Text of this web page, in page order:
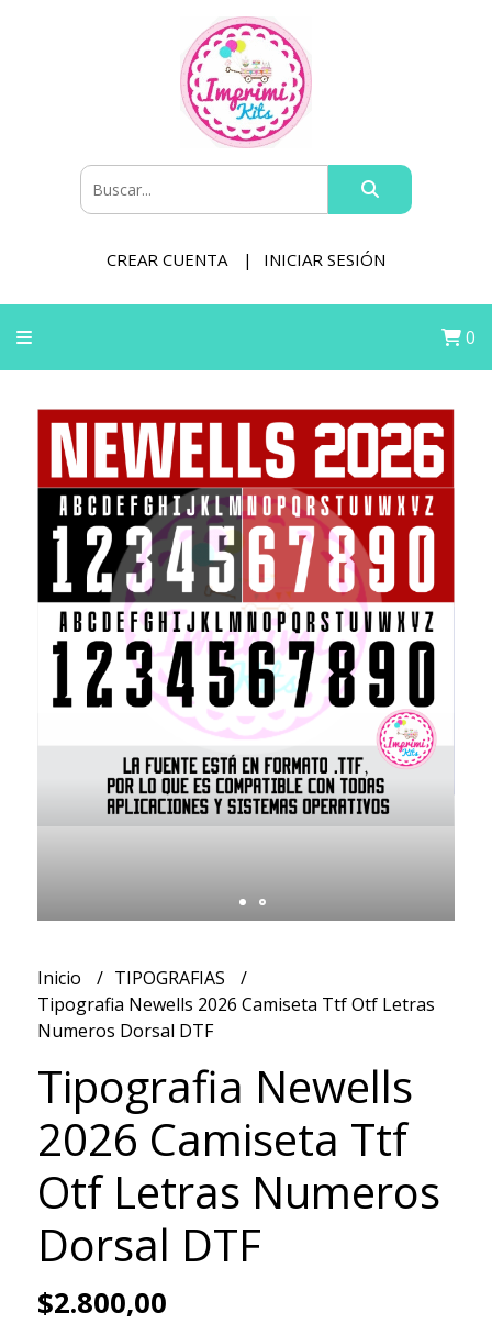
CREAR CUENTA INICIAR SESIÓN
0
Inicio
TIPOGRAFIAS
Tipografia Newells 2026 Camiseta Ttf Otf Letras
Numeros Dorsal DTF
Tipografia Newells
2026 Camiseta Ttf
Otf Letras Numeros
Dorsal DTF
$2.800,00